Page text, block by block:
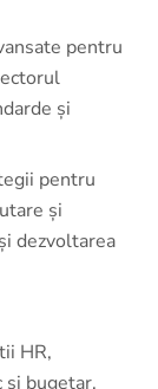
pentru
și
pentru
și
dezvoltarea
HR,
bugetar,